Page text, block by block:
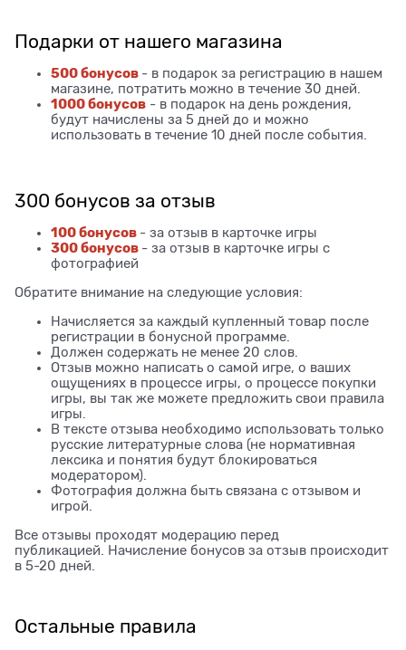
Подарки от нашего магазина
500 бонусов - в подарок за регистрацию в нашем
магазине, потратить можно в течение 30 дней.
1000 бонусов - в подарок на день рождения,
будут начислены за 5 дней до и можно
использовать в течение 10 дней после события.
300 бонусов за отзыв
100 бонусов - за отзыв в карточке игры
300 бонусов - за отзыв в карточке игры с
фотографией
Обратите внимание на следующие условия:
Начисляется за каждый купленный товар после
регистрации в бонусной программе.
Должен содержать не менее 20 слов.
Отзыв можно написать о самой игре, о ваших
ощущениях в процессе игры, о процессе покупки
игры, вы так же можете предложить свои правила
игры.
В тексте отзыва необходимо использовать только
русские литературные слова (не нормативная
лексика и понятия будут блокироваться
модератором).
Фотография должна быть связана с отзывом и
игрой.
Все отзывы проходят модерацию перед
публикацией. Начисление бонусов за отзыв происходит
в 5-20 дней.
Остальные правила